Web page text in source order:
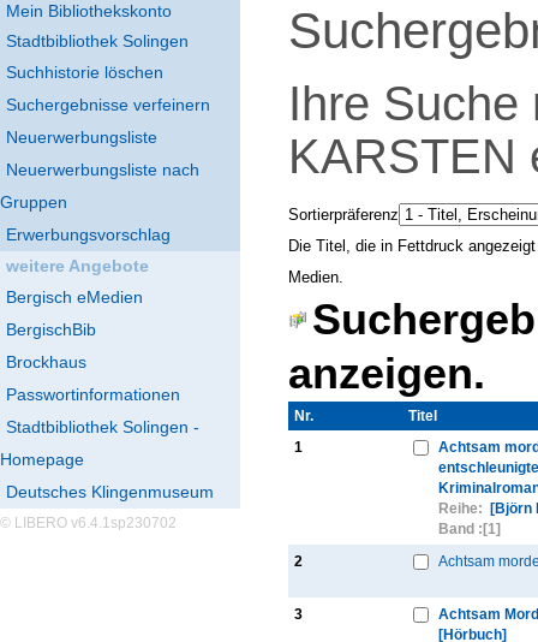
Mein Bibliothekskonto
Stadtbibliothek Solingen
Suchhistorie löschen
Suchergebnisse verfeinern
Neuerwerbungsliste
Neuerwerbungsliste nach
Gruppen
Erwerbungsvorschlag
weitere Angebote
Bergisch eMedien
BergischBib
Brockhaus
Passwortinformationen
Stadtbibliothek Solingen -
Homepage
Deutsches Klingenmuseum
© LIBERO v6.4.1sp230702
Ihre
KARSTEN
Sortierpräferenz
Die Titel, die in Fettdruck
Medien.
anzeigen.
Nr.
Titel
1
Achtsam
Reihe:
[Björn
Band : [1]
2 Achtsam
3
Achtsam
[Hörbuch]